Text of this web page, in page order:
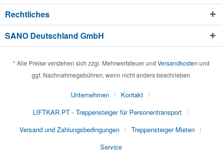
Rechtliches
SANO Deutschland GmbH
* Alle Preise verstehen sich zzgl. Mehrwertsteuer und Versandkosten und
ggf. Nachnahmegebühren, wenn nicht anders beschrieben
Unternehmen
Kontakt
LIFTKAR PT - Treppensteiger für Personentransport
Versand und Zahlungsbedingungen
Treppensteiger Mieten
Service